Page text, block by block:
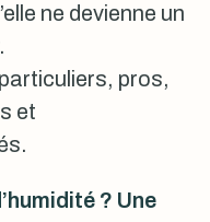
ne devienne un
pros,
et
? Une